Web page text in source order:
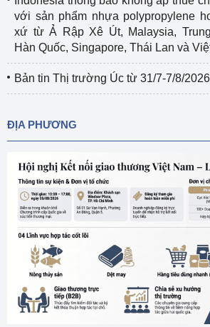
với sản phẩm nhựa polypropylene
xứ từ Ả Rập Xê Út, Malaysia,
Hàn Quốc, Singapore, Thái Lan và
Bản tin Thị trường Úc từ 31/7-7/8/2026
ĐỊA PHƯƠNG